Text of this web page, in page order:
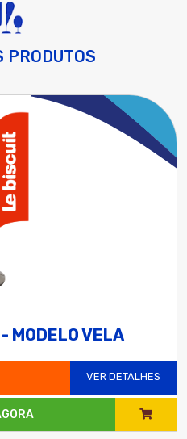
MODELO VELA
VER DETALHES